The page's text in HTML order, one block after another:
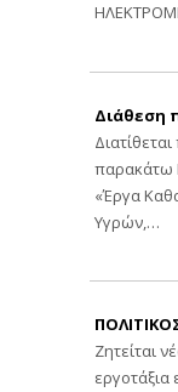
Διάθεση
παρακάτω
«Έργα
Υγρών,…
Ζητείται
εργοτάξια